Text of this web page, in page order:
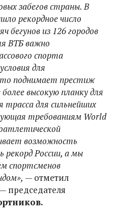
забегов страны. В
рекордное число
бегунов из 126 городов
ВТБ важно
спорта
для
поднимает престиж
высокую планку для
трасса для сильнейших
требованиям World
возможность
рекорд России, а мы
спортсменов
— отметил
председателя